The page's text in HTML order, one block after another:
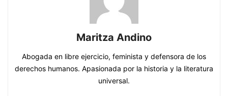
Maritza Andino
Abogada en libre ejercicio, feminista y defensora de los
derechos humanos. Apasionada por la historia y la literatura
universal.